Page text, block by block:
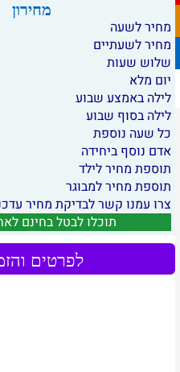
מחירון
מחיר לשעה
מחיר לשעתיים
שלוש שעות
יום מלא
לילה באמצע שבוע
לילה בסוף שבוע
כל שעה נוספת
אדם נוסף ביחידה
תוספת מחיר לילד
תוספת מחיר למבוגר
צרו עמנו קשר לבדיקת מחיר
תוכלו לבטל בחינם
לפרטים